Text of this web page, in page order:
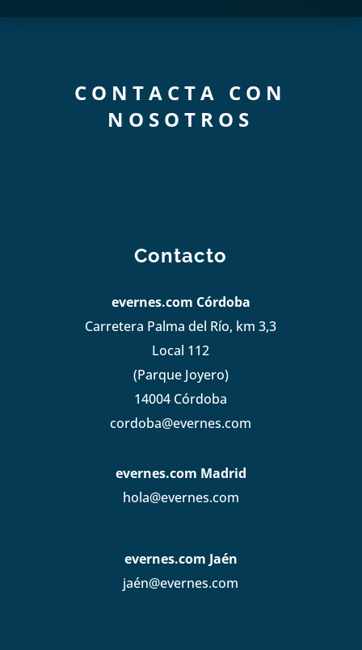
CONTACTA CON
NOSOTROS
Contacto
evernes.com Córdoba
Carretera Palma del Río, km 3,3
Local 112
(Parque Joyero)
14004 Córdoba
cordoba@evernes.com
evernes.com Madrid
hola@evernes.com
evernes.com Jaén
jaén@evernes.com